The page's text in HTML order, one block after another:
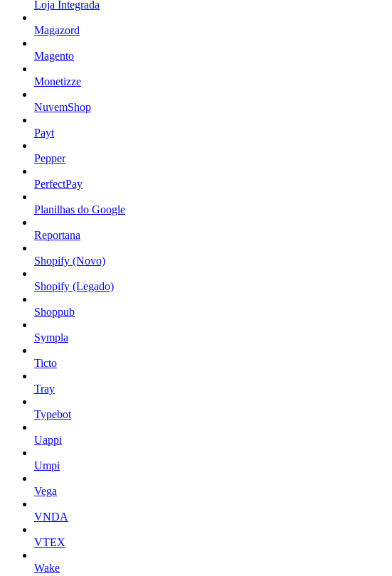
Loja Integrada
Magazord
Magento
Monetizze
NuvemShop
Payt
Pepper
PerfectPay
Planilhas do Google
Reportana
Shopify (Novo)
Shopify (Legado)
Shoppub
Sympla
Ticto
Tray
Typebot
Uappi
Umpi
Vega
VNDA
VTEX
Wake